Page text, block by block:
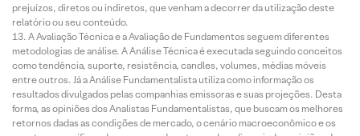
prejuízos, diretos ou indiretos, que venham a decorrer da utilização deste
relatório ou seu conteúdo.
A Avaliação Técnica e a Avaliação de Fundamentos seguem diferentes
metodologias de análise. A Análise Técnica é executada seguindo conceitos
como tendência, suporte, resistência, candles, volumes, médias móveis
entre outros. Já a Análise Fundamentalista utiliza como informação os
resultados divulgados pelas companhias emissoras e suas projeções. Desta
forma, as opiniões dos Analistas Fundamentalistas, que buscam os melhores
retornos dadas as condições de mercado, o cenário macroeconômico e os